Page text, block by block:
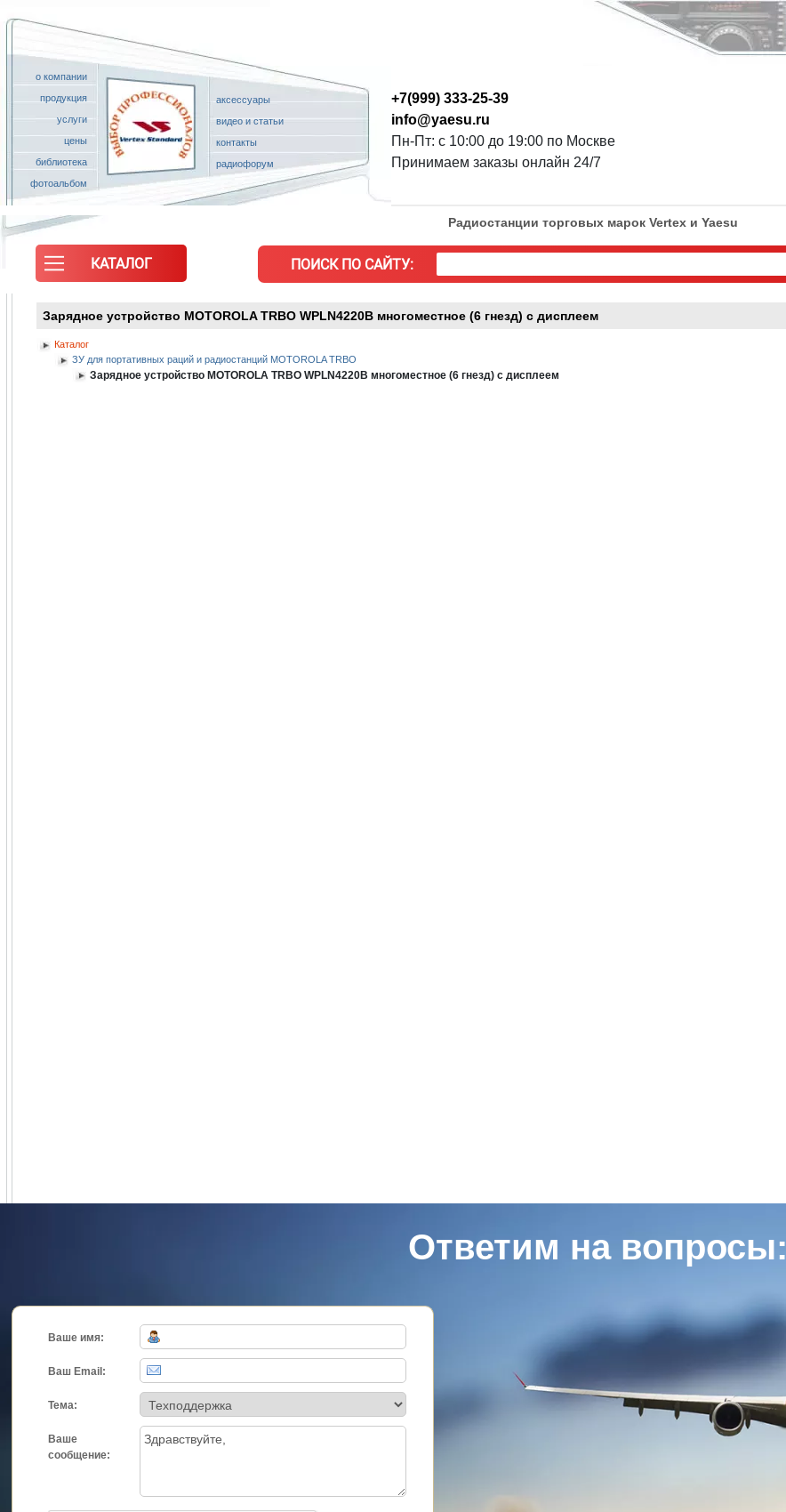
о компании
продукция
услуги
цены
библиотека
фотоальбом
аксессуары
видео и статьи
контакты
радиофорум
+7(999) 333-25-39
info@yaesu.ru
Пн-Пт: с 10:00 до 19:00 по Москве
Принимаем заказы онлайн 24/7
КАТАЛОГ
Радиостанции торговых марок Vertex и Yaesu
ПОИСК ПО САЙТУ:
Зарядное устройство MOTOROLA TRBO WPLN4220B многоместное (6 гнезд) с дисплеем
Каталог
ЗУ для портативных раций и радиостанций MOTOROLA TRBO
Зарядное устройство MOTOROLA TRBO WPLN4220B многоместное (6 гнезд) с дисплеем
Ответим на вопросы:
Ваше имя:
Ваш Email:
Тема:
Ваше
сообщение: